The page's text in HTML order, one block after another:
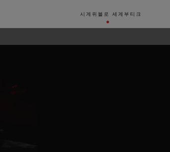
시계 위블로 세계 부티크